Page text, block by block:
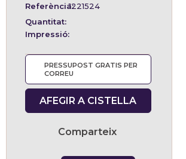
Referència:1221524
Quantitat:
Impressió:
PRESSUPOST GRATIS PER
CORREU
AFEGIR A CISTELLA
Comparteix